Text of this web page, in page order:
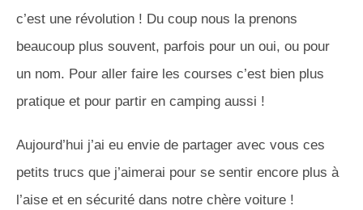
c’est une révolution ! Du coup nous la prenons
beaucoup plus souvent, parfois pour un oui, ou pour
un nom. Pour aller faire les courses c’est bien plus
pratique et pour partir en camping aussi !
Aujourd’hui j’ai eu envie de partager avec vous ces
petits trucs que j’aimerai pour se sentir encore plus à
l’aise et en sécurité dans notre chère voiture !